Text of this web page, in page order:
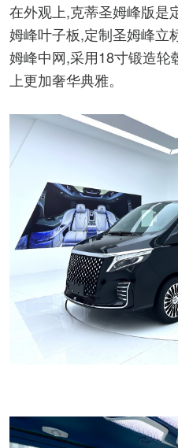
在外观上,克蒂圣姆峰版是
姆峰叶子板,定制圣姆峰立
姆峰中网,采用18寸锻造轮
上更加奢华典雅。